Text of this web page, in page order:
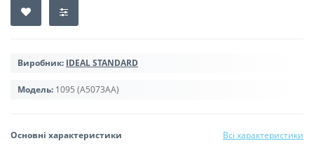
Виробник: IDEAL STANDARD
Модель: 1095 (A5073AA)
Основні характеристики Всі характеристики